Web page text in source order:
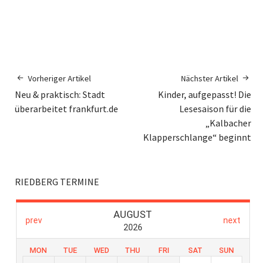
Vorheriger Artikel
Neu & praktisch: Stadt
überarbeitet frankfurt.de
Nächster Artikel
Kinder, aufgepasst! Die
Lesesaison für die
„Kalbacher
Klapperschlange“ beginnt
RIEDBERG TERMINE